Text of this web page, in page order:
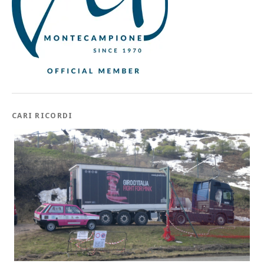
CARI RICORDI